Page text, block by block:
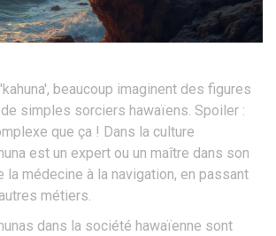
beaucoup imaginent des figures
simples sorciers hawaïens. Spoiler :
que ça ! Dans la culture
est un expert ou un maître dans son
la médecine à la navigation, en passant
métiers.
dans la société hawaïenne sont